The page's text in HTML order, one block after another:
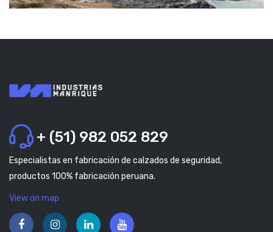
+ (51) 982 052 829
Especialistas en fabricación de calzados de seguridad,
productos 100% fabricación peruana.
View on map